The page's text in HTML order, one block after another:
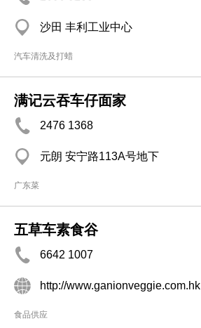
沙田 丰利工业中心
汽车清洗及打蜡
满记云吞车仔面家
2476 1368
元朗 安宁路113A号地下
广东菜
五草车素食谷
6642 1007
http://www.ganionveggie.com.hk
食品供应